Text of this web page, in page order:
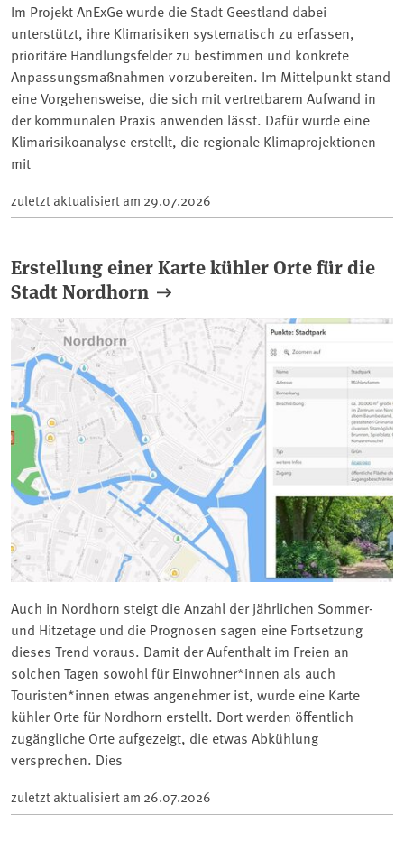
Im Projekt AnExGe wurde die Stadt Geestland dabei
unterstützt, ihre Klimarisiken systematisch zu erfassen,
prioritäre Handlungsfelder zu bestimmen und konkrete
Anpassungsmaßnahmen vorzubereiten. Im Mittelpunkt stand
eine Vorgehensweise, die sich mit vertretbarem Aufwand in
der kommunalen Praxis anwenden lässt. Dafür wurde eine
Klimarisikoanalyse erstellt, die regionale Klimaprojektionen
mit
zuletzt aktualisiert am 29.07.2026
Erstellung einer Karte kühler Orte für die
Stadt Nordhorn
Auch in Nordhorn steigt die Anzahl der jährlichen Sommer-
und Hitzetage und die Prognosen sagen eine Fortsetzung
dieses Trend voraus. Damit der Aufenthalt im Freien an
solchen Tagen sowohl für Einwohner*innen als auch
Touristen*innen etwas angenehmer ist, wurde eine Karte
kühler Orte für Nordhorn erstellt. Dort werden öffentlich
zugängliche Orte aufgezeigt, die etwas Abkühlung
versprechen. Dies
zuletzt aktualisiert am 26.07.2026